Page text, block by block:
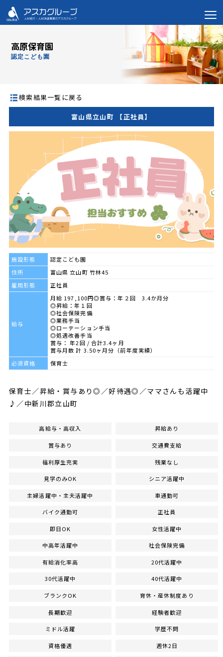
高原保育園
認定こども園
検索結果一覧に戻る
富山県立山町 【正社員】
施設形態
認定こども園
住所
富山県 立山町 竹林45
雇用形態
正社員
給与
月給 197,100円◎賞与：年２回 3.4か月分
◎昇給：年１回
◎社会保険完備
◎業務手当
◎ローテーション手当
◎処遇改善手当
賞与： 年2回 / 合計3.4ヶ月
賞与月数 計 3.50ヶ月分（前年度実績）
必須資格
保育士
保育士／昇給・賞与あり◎／好待遇◎／ママさんも活躍中
♪／中新川郡立山町
高給与・高収入 昇給あり
賞与あり 交通費支給
福利厚生充実 残業なし
見学のみOK シニア活躍中
主婦活躍中・主夫活躍中 車通勤可
バイク通勤可 正社員
即日OK 女性活躍中
中高年活躍中 社会保険完備
有給消化率高 20代活躍中
30代活躍中 40代活躍中
ブランクOK 育休・産休制度あり
長期歓迎 経験者歓迎
ミドル活躍 学歴不問
資格優遇 週休2日